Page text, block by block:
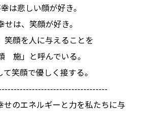
悲しい顔が好き。
は、笑顔が好き。
笑顔を人に与えることを
施」と呼んでいる。
笑顔で優しく接する。
せのエネルギーと力を私たちに与